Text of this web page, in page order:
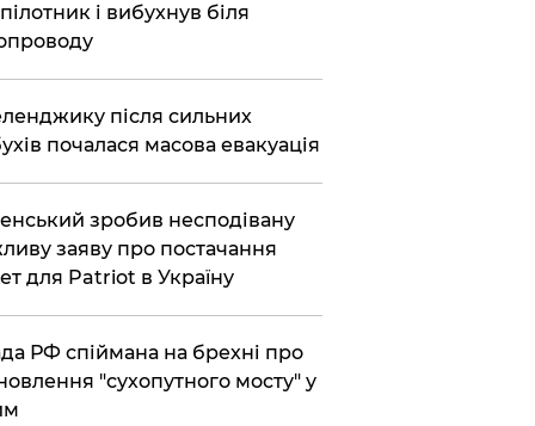
і вибухнув біля
після сильних
почалася масова евакуація
зробив несподівану
заяву про постачання
для Patriot в Україну
РФ спіймана на брехні про
"сухопутного мосту" у